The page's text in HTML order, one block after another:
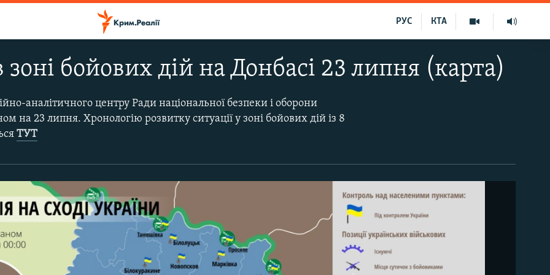
КТА
РУС
зоні бойових дій на Донбасі 23 липня (карта)
аналітичного центру Ради національної безпеки і оборони
на 23 липня. Хронологію розвитку ситуації у зоні бойових дій із 8
ТУТ